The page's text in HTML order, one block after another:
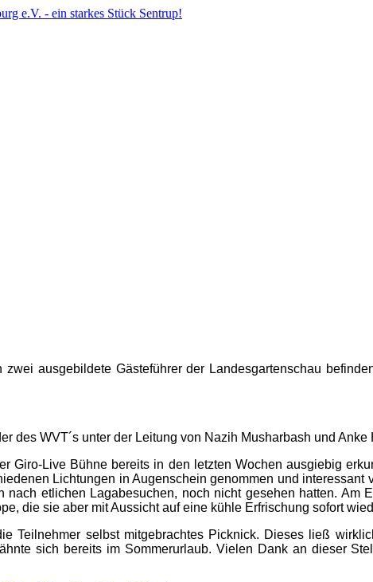
ausgebildete Gästeführer der Landesgartenschau
des WVT´s unter der Leitung von Nazih Musharbash und
Giro-Live Bühne bereits in den letzten Wochen ausgiebig
Lichtungen in Augenschein genommen und interessant
etlichen Lagabesuchen, noch nicht gesehen hatten. Am
die sie aber mit Aussicht auf eine kühle Erfrischung sofort
Teilnehmer selbst mitgebrachtes Picknick. Dieses ließ
sich bereits im Sommerurlaub. Vielen Dank an dieser